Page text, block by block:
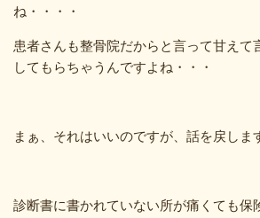
ね・・・・
患者さんも整骨院だからと言って甘えて
してもらちゃうんですよね・・・
まぁ、それはいいのですが、話を戻しま
診断書に書かれていない所が痛くても保